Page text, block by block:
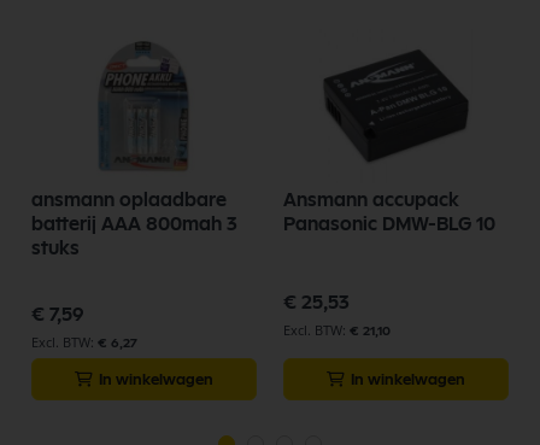
ansmann oplaadbare
batterij AAA 800mah 3
stuks
€ 7,59
€ 6,27
In winkelwagen
Ansmann accupack
Panasonic DMW-BLG 10
€ 25,53
€ 21,10
In winkelwagen